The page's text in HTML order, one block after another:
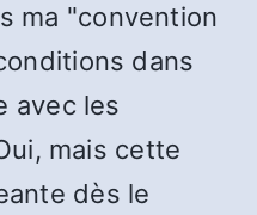
ma "convention
dans
avec les
mais cette
dès le